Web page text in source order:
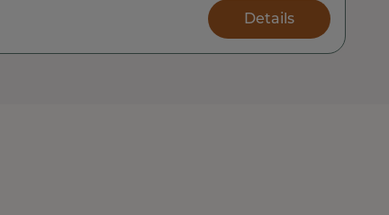
Details